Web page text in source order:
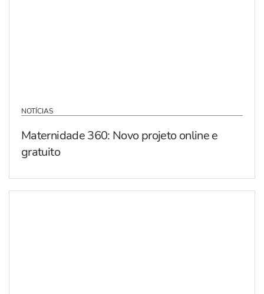
NOTÍCIAS
Maternidade 360: Novo projeto online e
gratuito